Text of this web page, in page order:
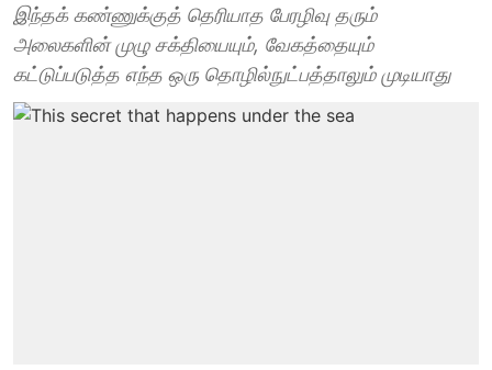
இந்தக் கண்ணுக்குத் தெரியாத பேரழிவு தரும்
அலைகளின் முழு சக்தியையும், வேகத்தையும்
கட்டுப்படுத்த எந்த ஒரு தொழில்நுட்பத்தாலும் முடியாது